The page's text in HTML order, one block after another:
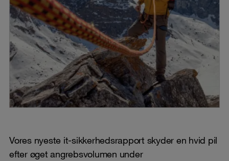
Vores nyeste it-sikkerhedsrapport skyder en hvid pil
efter øget angrebsvolumen under